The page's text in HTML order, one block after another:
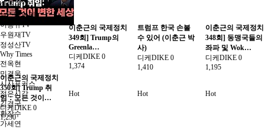
이춘근TV
뉴스데일리
이봉규TV
우원재TV
정성산TV
Why Times
전옥현
민경욱
시사포커스
젊은시각
김경국
황장수
가세연
이춘근의 국제정치
350회] Trump 취
임：모든 것이…
디케DIKE 0
1,230
이춘근의 국제정치
349회] Trump의
Greenla…
디케DIKE 0
1,374
트럼프 한국 손볼
수 있어 (이춘근 박
사)
디케DIKE 0
1,410
이춘근의 국제정치
348회] 동맹국들의
좌파 및 Wok…
디케DIKE 0
1,195
Hot Hot Hot